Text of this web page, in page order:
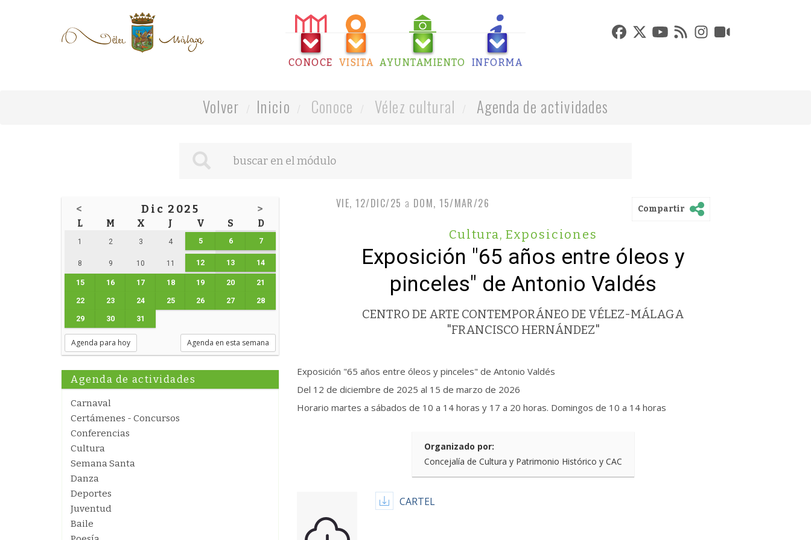
CONOCE VISITA AYUNTAMIENTO INFORMA
Volver Inicio Conoce Vélez cultural Agenda de actividades
< Dic 2025 >
L M X J V S D
1 2 3 4 5 6 7
8 9 10 11 12 13 14
15 16 17 18 19 20 21
22 23 24 25 26 27 28
29 30 31
Agenda para hoy Agenda en esta semana
Agenda de actividades
Carnaval
Certámenes - Concursos
Conferencias
Cultura
Semana Santa
Danza
Deportes
Juventud
Baile
VIE, 12/DIC/25 a DOM, 15/MAR/26 Compartir
Cultura, Exposiciones
Exposición "65 años entre óleos y
pinceles" de Antonio Valdés
CENTRO DE ARTE CONTEMPORÁNEO DE VÉLEZ-MÁLAGA
"FRANCISCO HERNÁNDEZ"
Exposición "65 años entre óleos y pinceles" de Antonio Valdés
Del 12 de diciembre de 2025 al 15 de marzo de 2026
Horario martes a sábados de 10 a 14 horas y 17 a 20 horas. Domingos de 10 a 14 horas
Organizado por:
Concejalía de Cultura y Patrimonio Histórico y CAC
CARTEL